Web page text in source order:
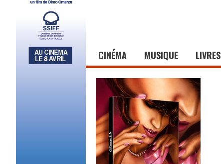
CINÉMA MUSIQUE LIVRES